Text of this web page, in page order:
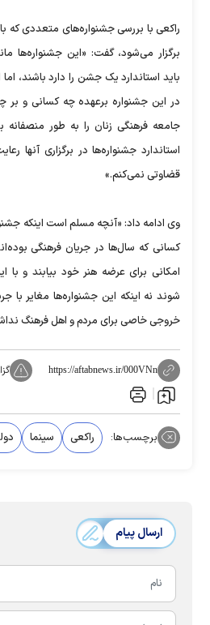
راکعی با بررسی جشنواره‌های متعددی که
برگزار می‌شود، گفت: «این جشنواره‌ها
باید استاندارد یک جشن را دارد باشند،
در این جشنواره برعهده چه کسانی و بر
جامعه فرهنگی زنان را به طور منصفانه
استاندارد جشنواره‌ها در برگزاری آنها
قضاوتی نمی‌کنم.»
وی ادامه داد: «آنچه مسلم است اینکه
کسانی که سال‌ها در جریان فرهنگی
امکانی برای عرضه هنر خود بیابند و با
شوند نه اینکه این جشنواره‌ها مغایر با
خروجی خاصی برای مردم و اهل فرهنگ
https://aftabnews.ir/000VNn
برچسب‌ها: راکعی سینما
ارسال پیام